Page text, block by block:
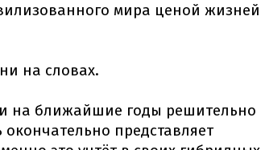
мира ценой жизней
на словах.
на ближайшие годы решительно
представляет